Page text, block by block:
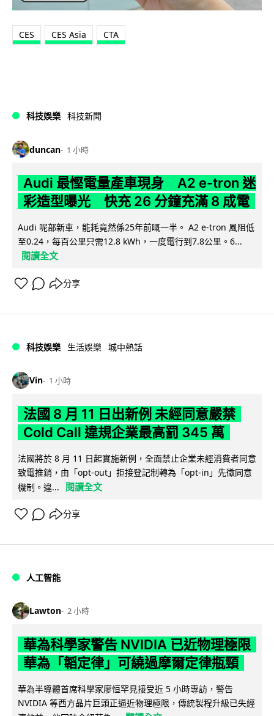
CES CES Asia CTA
科技娛樂 科技新聞
duncan 1 小時
Audi 最慳電量產車現身 A2 e-tron 迷
彩造型曝光 快充 26 分鐘充滿 8 成電
Audi 呢部新車，能耗竟然係25年前嘅一半。 A2 e-tron 風阻低
至0.24，每百公里只需12.8 kWh，一度電行到7.8公里。6...
閱讀全文
分享
科技娛樂 生活娛樂 城中熱話
Vin 1 小時
法國 8 月 11 日出新例 未經同意嚴禁
Cold Call 違規企業最高罰 345 萬
法國將於 8 月 11 日起實施新例，全面禁止企業未經消費者同意
致電推銷，由「opt-out」拒接登記制轉為「opt-in」先徵同意
機制。違...
閱讀全文
分享
人工智能
Lawton 2 小時
華為科學家警告 NVIDIA 已近物理極限
華為「韜定律」可繞過摩爾定律瓶頸
華為半導體首席科學家廖恒罕見接受近 5 小時專訪，警告
NVIDIA 等西方晶片巨頭正逼近物理極限，傳統製程升級已失經